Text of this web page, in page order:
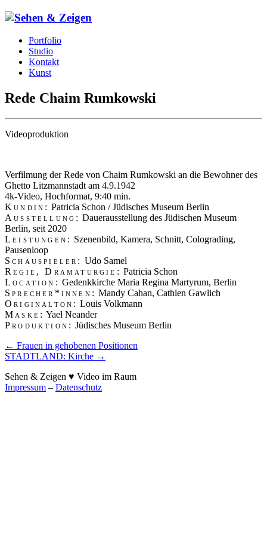
Portfolio
Studio
Kontakt
Kunst
Rede Chaim Rumkowski
Videoproduktion
Verfilmung der Rede von Chaim Rumkowski an die Bewohner des
Ghetto Litzmannstadt am 4.9.1942
4k-Video, Hochformat, 9:40 min.
Kundin: Patricia Schon / Jüdisches Museum Berlin
Ausstellung: Dauerausstellung des Jüdischen Museum
Berlin, seit 2020
Leistungen: Szenenbild, Kamera, Schnitt, Colograding,
Pausenloop
Schauspieler: Udo Samel
Regie, Dramaturgie: Patricia Schon
Location: Gedenkkirche Maria Regina Martyrum, Berlin
Sprecher*innen: Mandy Cahan, Cathlen Gawlich
Originalton: Louis Volkmann
Maske: Yael Neander
Produktion: Jüdisches Museum Berlin
Post
navigation
← Frauen in gehobenen Positionen
STADTLAND: Kirche →
Sehen & Zeigen ♥ Video im Raum
Impressum – Datenschutz